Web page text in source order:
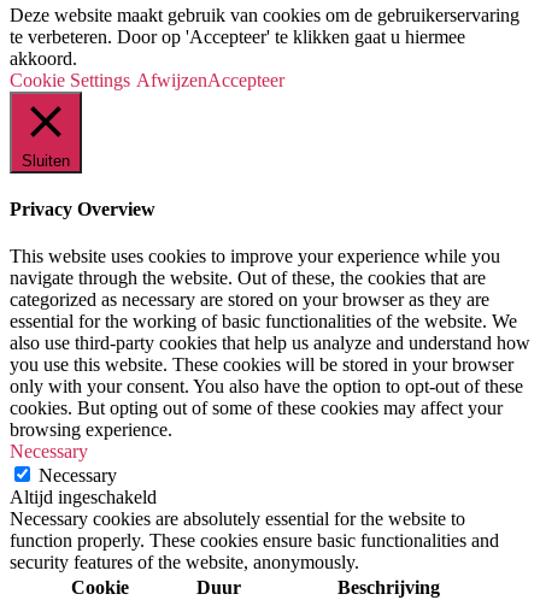
Deze website maakt gebruik van cookies om de gebruikerservaring
te verbeteren. Door op 'Accepteer' te klikken gaat u hiermee
akkoord.
Cookie Settings AfwijzenAccepteer
Sluiten
Privacy Overview
This website uses cookies to improve your experience while you
navigate through the website. Out of these, the cookies that are
categorized as necessary are stored on your browser as they are
essential for the working of basic functionalities of the website. We
also use third-party cookies that help us analyze and understand how
you use this website. These cookies will be stored in your browser
only with your consent. You also have the option to opt-out of these
cookies. But opting out of some of these cookies may affect your
browsing experience.
Necessary
Necessary
Altijd ingeschakeld
Necessary cookies are absolutely essential for the website to
function properly. These cookies ensure basic functionalities and
security features of the website, anonymously.
Cookie
Duur Beschrijving